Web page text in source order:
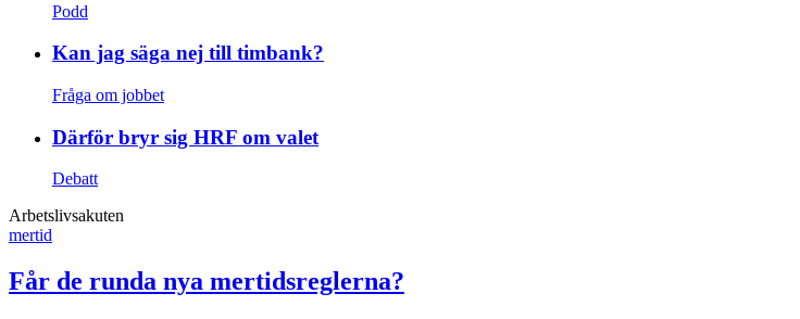
Podd
Kan jag säga nej till timbank?
Fråga om jobbet
Därför bryr sig HRF om valet
Debatt
Arbetslivsakuten
mertid
Får de runda nya mertidsreglerna?